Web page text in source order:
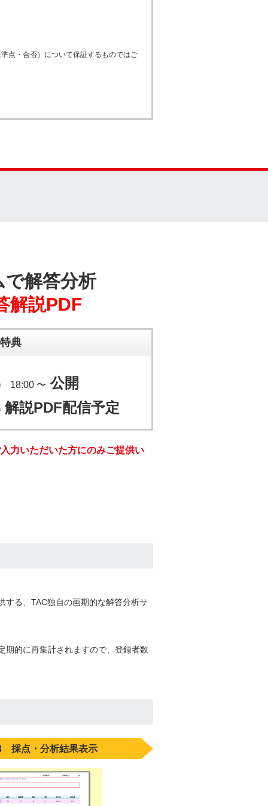
点・合否）について保証するものではご
解答分析
解説PDF
典
18:00 〜 公開
解説PDF配信予定
力いただいた方にのみご提供い
する、TAC独自の画期的な解答分析サ
期的に再集計されますので、登録者数
採点・分析結果表示